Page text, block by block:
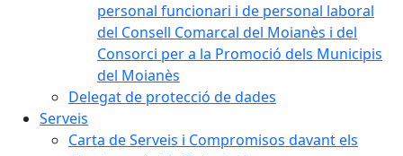
personal funcionari i de personal laboral
del Consell Comarcal del Moianès i del
Consorci per a la Promoció dels Municipis
del Moianès
Delegat de protecció de dades
Serveis
Carta de Serveis i Compromisos davant els